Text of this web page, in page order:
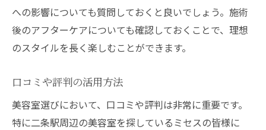
への影響についても質問しておくと良いでしょう。施術
後のアフターケアについても確認しておくことで、理想
のスタイルを長く楽しむことができます。
口コミや評判の活用方法
美容室選びにおいて、口コミや評判は非常に重要です。
特に二条駅周辺の美容室を探しているミセスの皆様に